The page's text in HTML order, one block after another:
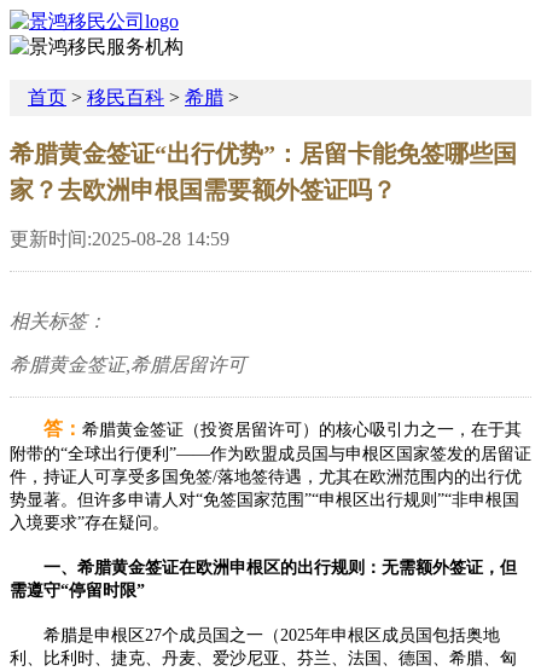
首页 > 移民百科 > 希腊 >
希腊黄金签证“出行优势”：居留卡能免签哪些国
家？去欧洲申根国需要额外签证吗？​
更新时间:2025-08-28 14:59
相关标签：
希腊黄金签证,希腊居留许可
答： 希腊黄金签证（投资居留许可）的核心吸引力之一，在于其
附带的“全球出行便利”——作为欧盟成员国与申根区国家签发的居留证
件，持证人可享受多国免签/落地签待遇，尤其在欧洲范围内的出行优
势显著。但许多申请人对“免签国家范围”“申根区出行规则”“非申根国
入境要求”存在疑问。
一、希腊黄金签证在欧洲申根区的出行规则：无需额外签证，但
需遵守“停留时限”​
希腊是申根区27个成员国之一（2025年申根区成员国包括奥地
利、比利时、捷克、丹麦、爱沙尼亚、芬兰、法国、德国、希腊、匈